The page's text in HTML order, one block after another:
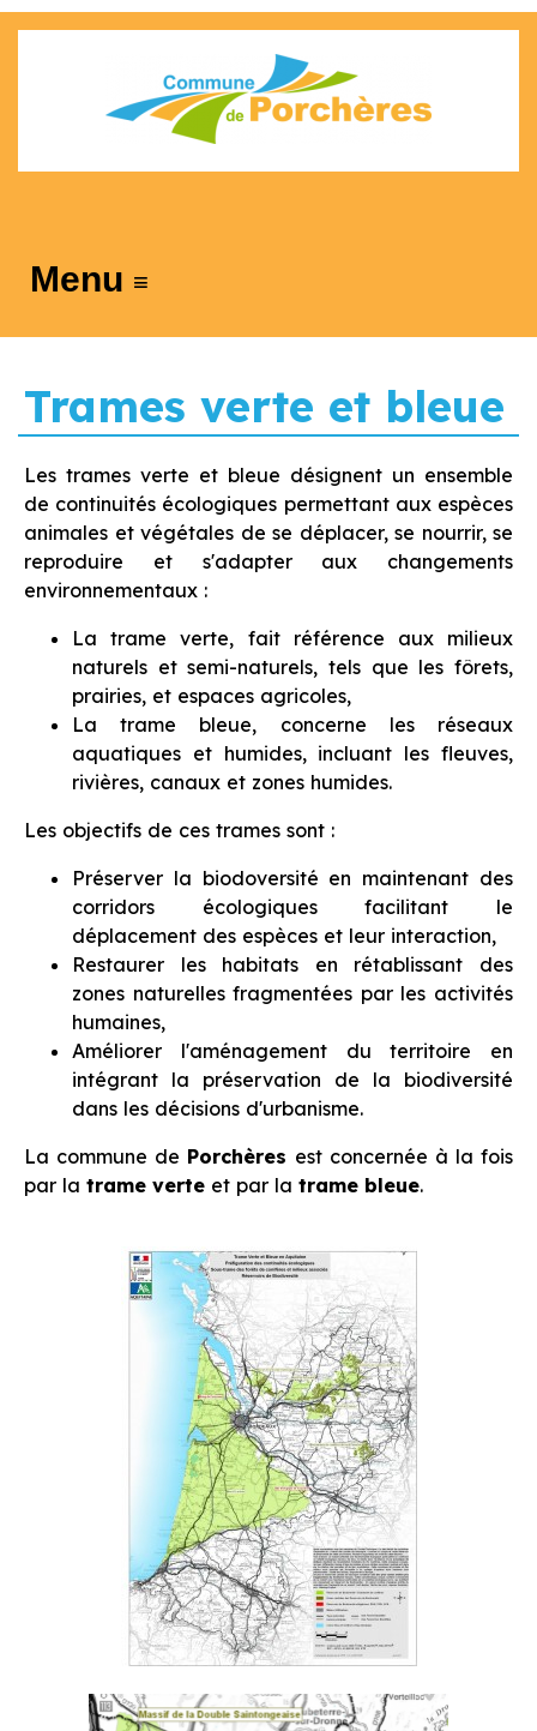
≡
Trames verte et bleue
Les trames verte et bleue désignent un ensemble
de continuités écologiques permettant aux espèces
animales et végétales de se déplacer, se nourrir, se
reproduire et s'adapter aux changements
environnementaux :
La trame verte, fait référence aux milieux
naturels et semi-naturels, tels que les fôrets,
prairies, et espaces agricoles,
La trame bleue, concerne les réseaux
aquatiques et humides, incluant les fleuves,
rivières, canaux et zones humides.
Les objectifs de ces trames sont :
Préserver la biodoversité en maintenant des
corridors écologiques facilitant le
déplacement des espèces et leur interaction,
Restaurer les habitats en rétablissant des
zones naturelles fragmentées par les activités
humaines,
Améliorer l'aménagement du territoire en
intégrant la préservation de la biodiversité
dans les décisions d'urbanisme.
La commune de Porchères est concernée à la fois
par la trame verte et par la trame bleue.